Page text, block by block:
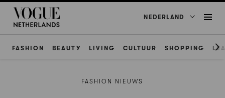
NEDERLAND
FASHION BEAUTY LIVING CULTUUR SHOPPING
FASHION NIEUWS